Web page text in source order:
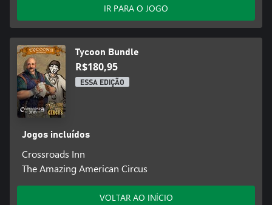
IR PARA O JOGO
Tycoon Bundle
R$180,95
ESSA EDIÇÃO
Jogos incluídos
Crossroads Inn
The Amazing American Circus
VOLTAR AO INÍCIO